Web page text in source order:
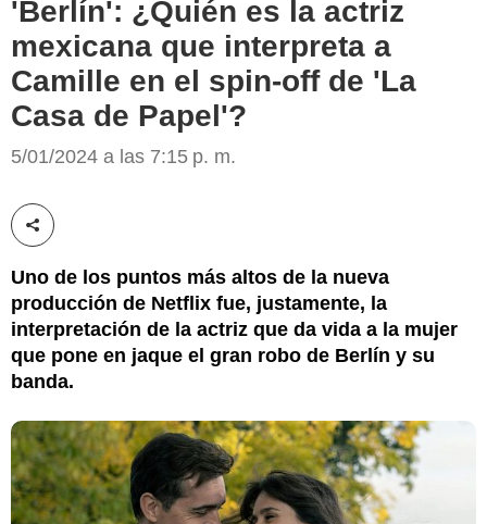
'Berlín': ¿Quién es la actriz
mexicana que interpreta a
Camille en el spin-off de 'La
Casa de Papel'?
5/01/2024 a las 7:15 p. m.
Compartir esta noticia
Uno de los puntos más altos de la nueva
producción de Netflix fue, justamente, la
interpretación de la actriz que da vida a la mujer
que pone en jaque el gran robo de Berlín y su
banda.